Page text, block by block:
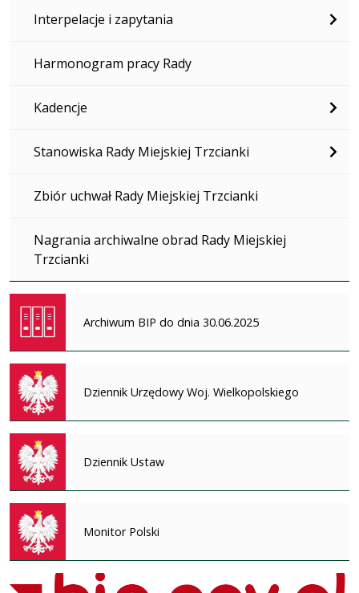
Interpelacje i zapytania
Harmonogram pracy Rady
Kadencje
Stanowiska Rady Miejskiej Trzcianki
Zbiór uchwał Rady Miejskiej Trzcianki
Nagrania archiwalne obrad Rady Miejskiej
Trzcianki
Archiwum BIP do dnia 30.06.2025
Dziennik Urzędowy Woj. Wielkopolskiego
Dziennik Ustaw
Monitor Polski